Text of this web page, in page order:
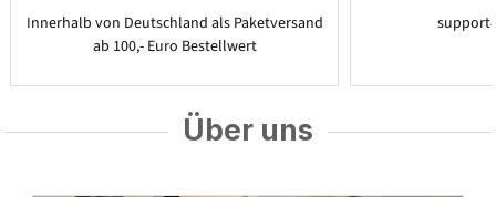
Innerhalb von Deutschland als Paketversand
ab 100,- Euro Bestellwert
Über uns